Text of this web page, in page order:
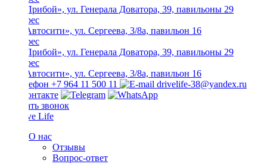
ТЦ «Прибой», ул. Генерала Доватора, 39, павильоны 29
ТЦ «Автосити», ул. Сергеева, 3/8а, павильон 16
ТЦ «Прибой», ул. Генерала Доватора, 39, павильоны 29
ТЦ «Автосити», ул. Сергеева, 3/8а, павильон 16
+7 964 11 500 11
drivelife-38@yandex.ru
Заказать звонок
О нас
Отзывы
Вопрос-ответ